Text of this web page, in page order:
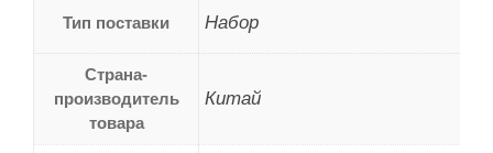
Тип поставки Набор
Страна-
производитель
товара
Китай